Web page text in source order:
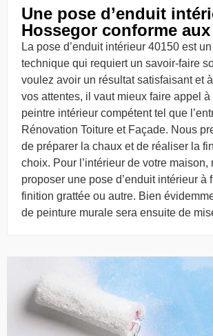
Une pose d’enduit
Hossegor conforme
La pose d’enduit intérieur 40150 est
technique qui requiert un savoir-faire
voulez avoir un résultat satisfaisant et
vos attentes, il vaut mieux faire appel à
peintre intérieur compétent tel que
Rénovation Toiture et Façade. Nous
de préparer la chaux et de réaliser la
choix. Pour l’intérieur de votre maison,
proposer une pose d’enduit intérieur à
finition grattée ou autre. Bien
de peinture murale sera ensuite de